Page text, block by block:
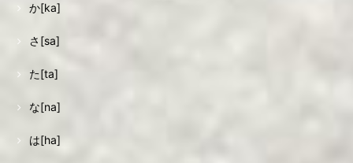
か[ka]
さ[sa]
た[ta]
な[na]
は[ha]